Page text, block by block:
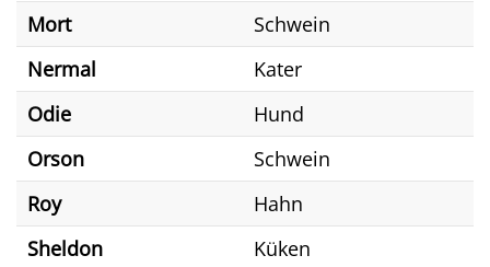
Mort
Schwein
Nermal
Kater
Odie
Hund
Orson
Schwein
Roy
Hahn
Sheldon
Küken